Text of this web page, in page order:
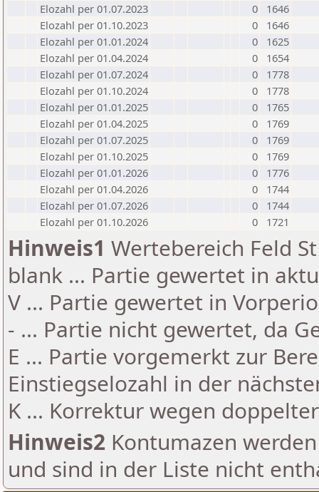
Elozahl per 01.07.2023
0
1646
Elozahl per 01.10.2023
0
1646
Elozahl per 01.01.2024
0
1625
Elozahl per 01.04.2024
0
1654
Elozahl per 01.07.2024
0
1778
Elozahl per 01.10.2024
0
1778
Elozahl per 01.01.2025
0
1765
Elozahl per 01.04.2025
0
1769
Elozahl per 01.07.2025
0
1769
Elozahl per 01.10.2025
0
1769
Elozahl per 01.01.2026
0
1776
Elozahl per 01.04.2026
0
1744
Elozahl per 01.07.2026
0
1744
Elozahl per 01.10.2026
0 1721
Hinweis1 Wertebereich Feld
blank ... Partie gewertet in
V ... Partie gewertet in
- ... Partie nicht gewertet, da
E ... Partie vorgemerkt zur
Einstiegselozahl in der
K ... Korrektur wegen
Hinweis2 Kontumazen
und sind in der Liste nicht